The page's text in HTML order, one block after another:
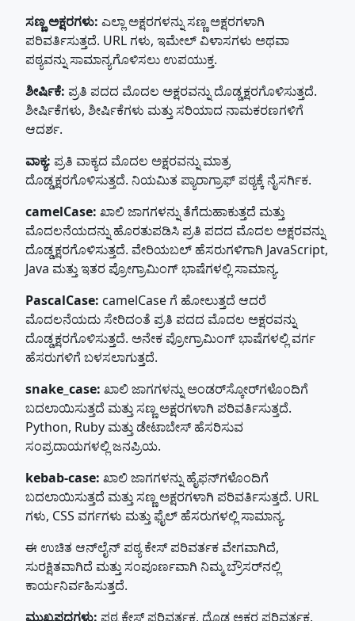
ಸಣ್ಣ ಅಕ್ಷರಗಳು: ಎಲ್ಲಾ ಅಕ್ಷರಗಳನ್ನು ಸಣ್ಣ ಅಕ್ಷರಗಳಾಗಿ
ಪರಿವರ್ತಿಸುತ್ತದೆ. URL ಗಳು, ಇಮೇಲ್ ವಿಳಾಸಗಳು ಅಥವಾ
ಪಠ್ಯವನ್ನು ಸಾಮಾನ್ಯಗೊಳಿಸಲು ಉಪಯುಕ್ತ.
ಶೀರ್ಷಿಕೆ: ಪ್ರತಿ ಪದದ ಮೊದಲ ಅಕ್ಷರವನ್ನು ದೊಡ್ಡಕ್ಷರಗೊಳಿಸುತ್ತದೆ.
ಶೀರ್ಷಿಕೆಗಳು, ಶೀರ್ಷಿಕೆಗಳು ಮತ್ತು ಸರಿಯಾದ ನಾಮಕರಣಗಳಿಗೆ
ಆದರ್ಶ.
ವಾಕ್ಯ: ಪ್ರತಿ ವಾಕ್ಯದ ಮೊದಲ ಅಕ್ಷರವನ್ನು ಮಾತ್ರ
ದೊಡ್ಡಕ್ಷರಗೊಳಿಸುತ್ತದೆ. ನಿಯಮಿತ ಪ್ಯಾರಾಗ್ರಾಫ್ ಪಠ್ಯಕ್ಕೆ ನೈಸರ್ಗಿಕ.
camelCase: ಖಾಲಿ ಜಾಗಗಳನ್ನು ತೆಗೆದುಹಾಕುತ್ತದೆ ಮತ್ತು
ಮೊದಲನೆಯದನ್ನು ಹೊರತುಪಡಿಸಿ ಪ್ರತಿ ಪದದ ಮೊದಲ ಅಕ್ಷರವನ್ನು
ದೊಡ್ಡಕ್ಷರಗೊಳಿಸುತ್ತದೆ. ವೇರಿಯಬಲ್ ಹೆಸರುಗಳಿಗಾಗಿ JavaScript,
Java ಮತ್ತು ಇತರ ಪ್ರೋಗ್ರಾಮಿಂಗ್ ಭಾಷೆಗಳಲ್ಲಿ ಸಾಮಾನ್ಯ.
PascalCase: camelCase ಗೆ ಹೋಲುತ್ತದೆ ಆದರೆ
ಮೊದಲನೆಯದು ಸೇರಿದಂತೆ ಪ್ರತಿ ಪದದ ಮೊದಲ ಅಕ್ಷರವನ್ನು
ದೊಡ್ಡಕ್ಷರಗೊಳಿಸುತ್ತದೆ. ಅನೇಕ ಪ್ರೋಗ್ರಾಮಿಂಗ್ ಭಾಷೆಗಳಲ್ಲಿ ವರ್ಗ
ಹೆಸರುಗಳಿಗೆ ಬಳಸಲಾಗುತ್ತದೆ.
snake_case: ಖಾಲಿ ಜಾಗಗಳನ್ನು ಅಂಡರ್‌ಸ್ಕೋರ್‌ಗಳೊಂದಿಗೆ
ಬದಲಾಯಿಸುತ್ತದೆ ಮತ್ತು ಸಣ್ಣ ಅಕ್ಷರಗಳಾಗಿ ಪರಿವರ್ತಿಸುತ್ತದೆ.
Python, Ruby ಮತ್ತು ಡೇಟಾಬೇಸ್ ಹೆಸರಿಸುವ
ಸಂಪ್ರದಾಯಗಳಲ್ಲಿ ಜನಪ್ರಿಯ.
kebab-case: ಖಾಲಿ ಜಾಗಗಳನ್ನು ಹೈಫನ್‌ಗಳೊಂದಿಗೆ
ಬದಲಾಯಿಸುತ್ತದೆ ಮತ್ತು ಸಣ್ಣ ಅಕ್ಷರಗಳಾಗಿ ಪರಿವರ್ತಿಸುತ್ತದೆ. URL
ಗಳು, CSS ವರ್ಗಗಳು ಮತ್ತು ಫೈಲ್ ಹೆಸರುಗಳಲ್ಲಿ ಸಾಮಾನ್ಯ.
ಈ ಉಚಿತ ಆನ್‌ಲೈನ್ ಪಠ್ಯ ಕೇಸ್ ಪರಿವರ್ತಕ ವೇಗವಾಗಿದೆ,
ಸುರಕ್ಷಿತವಾಗಿದೆ ಮತ್ತು ಸಂಪೂರ್ಣವಾಗಿ ನಿಮ್ಮ ಬ್ರೌಸರ್‌ನಲ್ಲಿ
ಕಾರ್ಯನಿರ್ವಹಿಸುತ್ತದೆ.
ಮುಖ್ಯಪದಗಳು: ಪಠ್ಯ ಕೇಸ್ ಪರಿವರ್ತಕ, ದೊಡ್ಡ ಅಕ್ಷರ ಪರಿವರ್ತಕ,